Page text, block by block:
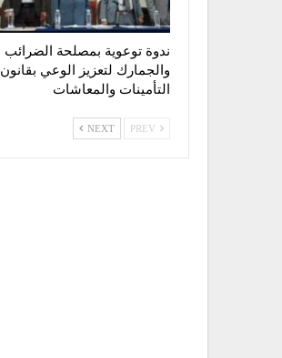
ندوة توعوية بمصلحة الضرائب
والجمارك لتعزيز الوعي بقانون
التأمينات والمعاشات
NEXT